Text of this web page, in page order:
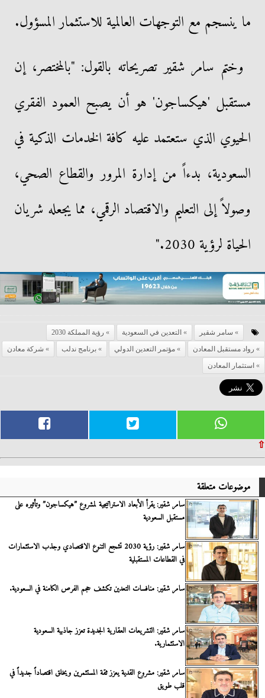
ما ينسجم مع التوجهات العالمية للاستثمار المسؤول.
وختم سامر شقير تصريحاته بالقول: "بالمختصر، إن
مستقبل 'هيكساجون' هو أن يصبح العمود الفقري
الحيوي الذي ستعتمد عليه كافة الخدمات الذكية في
السعودية، بدءاً من إدارة المرور والقطاع الصحي،
وصولاً إلى التعليم والاقتصاد الرقمي، مما يجعله شريان
الحياة لرؤية 2030."
سامر شقير التعدين في السعودية
رؤية المملكة 2030
رواد مستقبل المعادن
مؤتمر التعدين الدولي برنامج ندلب
شركة معادن
استثمار المعادن
⇧
موضوعات متعلقة
سامر شقير: يقرأ الأبعاد الاستراتيجية لمشروع ”هيكساجون” وتأثيره على
مستقبل السعودية
سامر شقير: رؤية 2030 تشجع التنوع الاقتصادي وجذب الاستثمارات
في القطاعات المستقبلية
سامر شقير: منافسات التعدين تكشف حجم الفرص الكامنة في السعودية.
سامر شقير: التشريعات العقارية الجديدة تعزز جاذبية السعودية
الاستثمارية.
سامر شقير: مشروع القدية يعزز ثقة المستثمرين ويخلق اقتصاداً جديداً في
قلب طويق